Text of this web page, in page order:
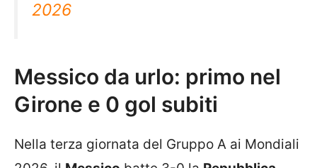
2026
Messico da urlo: primo nel
Girone e 0 gol subiti
Nella terza giornata del Gruppo A ai Mondiali